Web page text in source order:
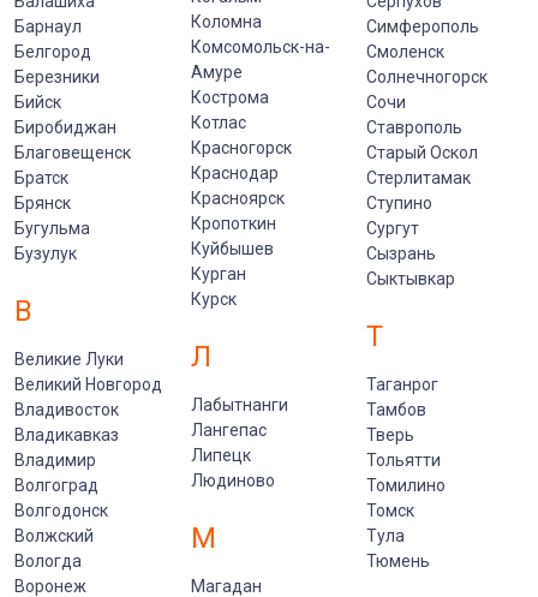
Барнаул
Белгород
Березники
Бийск
Биробиджан
Благовещенск
Братск
Брянск
Бугульма
Бузулук
В
Великие Луки
Великий Новгород
Владивосток
Владикавказ
Владимир
Волгоград
Волгодонск
Волжский
Вологда
Воронеж
Коломна
Комсомольск-на-
Амуре
Кострома
Котлас
Красногорск
Краснодар
Красноярск
Кропоткин
Куйбышев
Курган
Курск
Л
Лабытнанги
Лангепас
Липецк
Людиново
М
Магадан
Симферополь
Смоленск
Солнечногорск
Сочи
Ставрополь
Старый Оскол
Стерлитамак
Ступино
Сургут
Сызрань
Сыктывкар
Т
Таганрог
Тамбов
Тверь
Тольятти
Томилино
Томск
Тула
Тюмень